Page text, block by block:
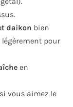
daikon bien
pour
en
si vous aimez le